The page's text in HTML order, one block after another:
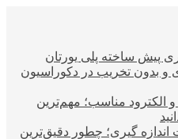
پیش ساخته پلی یورتان
و بدون تخریب در دکوراسیون
الکترود مناسب؛ مهم‌ترین
اندازه گیری؛ چطور دقیق‌ترین